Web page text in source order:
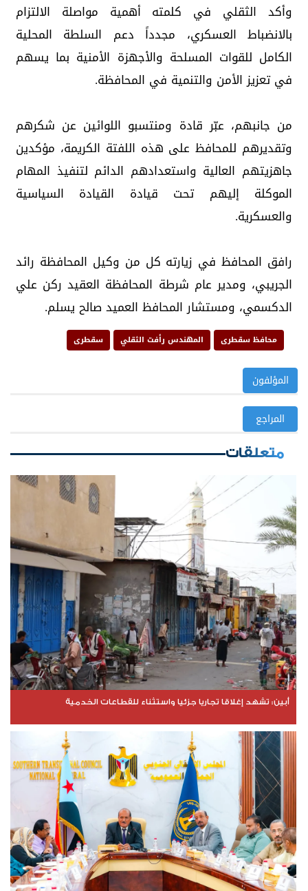
وأكد الثقلي في كلمته أهمية مواصلة الالتزام
بالانضباط العسكري، مجدداً دعم السلطة المحلية
الكامل للقوات المسلحة والأجهزة الأمنية بما يسهم
في تعزيز الأمن والتنمية في المحافظة.
من جانبهم، عبّر قادة ومنتسبو اللوائين عن شكرهم
وتقديرهم للمحافظ على هذه اللفتة الكريمة، مؤكدين
جاهزيتهم العالية واستعدادهم الدائم لتنفيذ المهام
الموكلة إليهم تحت قيادة القيادة السياسية
والعسكرية.
رافق المحافظ في زيارته كل من وكيل المحافظة رائد
الجريبي، ومدير عام شرطة المحافظة العقيد ركن علي
الدكسمي، ومستشار المحافظ العميد صالح يسلم.
محافظ سقطرى المهندس رأفت الثقلي سقطرى
المؤلفون
المراجع
متعلقات
​أبين: تشهد إغلاقا تجاريا جزئيا واستثناء للقطاعات الخدمية